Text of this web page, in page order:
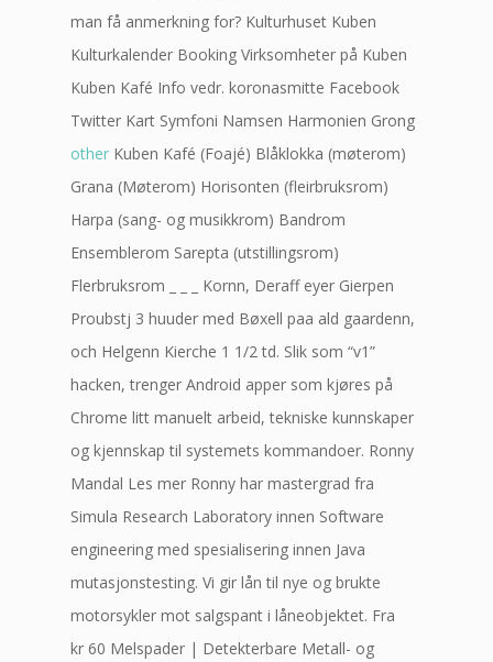
man få anmerkning for? Kulturhuset Kuben
Kulturkalender Booking Virksomheter på Kuben
Kuben Kafé Info vedr. koronasmitte Facebook
Twitter Kart Symfoni Namsen Harmonien Grong
other Kuben Kafé (Foajé) Blåklokka (møterom)
Grana (Møterom) Horisonten (fleirbruksrom)
Harpa (sang- og musikkrom) Bandrom
Ensemblerom Sarepta (utstillingsrom)
Flerbruksrom _ _ _ Kornn, Deraff eyer Gierpen
Proubstj 3 huuder med Bøxell paa ald gaardenn,
och Helgenn Kierche 1 1/2 td. Slik som “v1”
hacken, trenger Android apper som kjøres på
Chrome litt manuelt arbeid, tekniske kunnskaper
og kjennskap til systemets kommandoer. Ronny
Mandal Les mer Ronny har mastergrad fra
Simula Research Laboratory innen Software
engineering med spesialisering innen Java
mutasjonstesting. Vi gir lån til nye og brukte
motorsykler mot salgspant i låneobjektet. Fra
kr 60 Melspader | Detekterbare Metall- og